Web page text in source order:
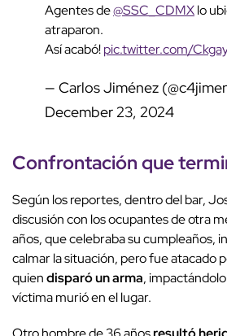
Agentes de@SSC_CDMXlo
atraparon.
Así acabó!pic.twitter.com/
— Carlos Jiménez
December 23, 2024
Confrontación que
Según los reportes, dentro del bar,
discusión con los ocupantes de otra
años, que celebraba su cumpleaños,
calmar la situación, pero fue atacado
quiendisparó un arma,
víctima murió en el lugar.